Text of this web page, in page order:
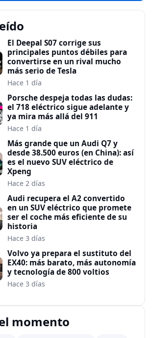
El Deepal S07 corrige sus
principales puntos débiles para
convertirse en un rival mucho
más serio de Tesla
Hace 1 día
Porsche despeja todas las dudas:
el 718 eléctrico sigue adelante y
ya mira más allá del 911
Hace 1 día
Más grande que un Audi Q7 y
desde 38.500 euros (en China): así
es el nuevo SUV eléctrico de
Xpeng
Hace 2 días
Audi recupera el A2 convertido
en un SUV eléctrico que promete
ser el coche más eficiente de su
historia
Hace 3 días
Volvo ya prepara el sustituto del
EX40: más barato, más autonomía
y tecnología de 800 voltios
Hace 3 días
momento